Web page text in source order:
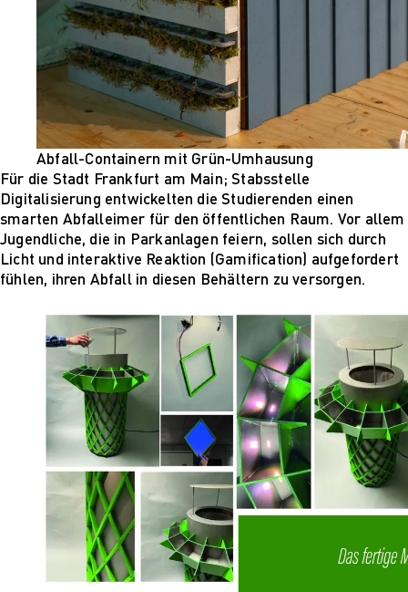
Abfall-Containern mit Grün-Umhausung
Für die Stadt Frankfurt am Main; Stabsstelle
Digitalisierung entwickelten die Studierenden einen
smarten Abfalleimer für den öffentlichen Raum. Vor allem
Jugendliche, die in Parkanlagen feiern, sollen sich durch
Licht und interaktive Reaktion (Gamification) aufgefordert
fühlen, ihren Abfall in diesen Behältern zu versorgen.